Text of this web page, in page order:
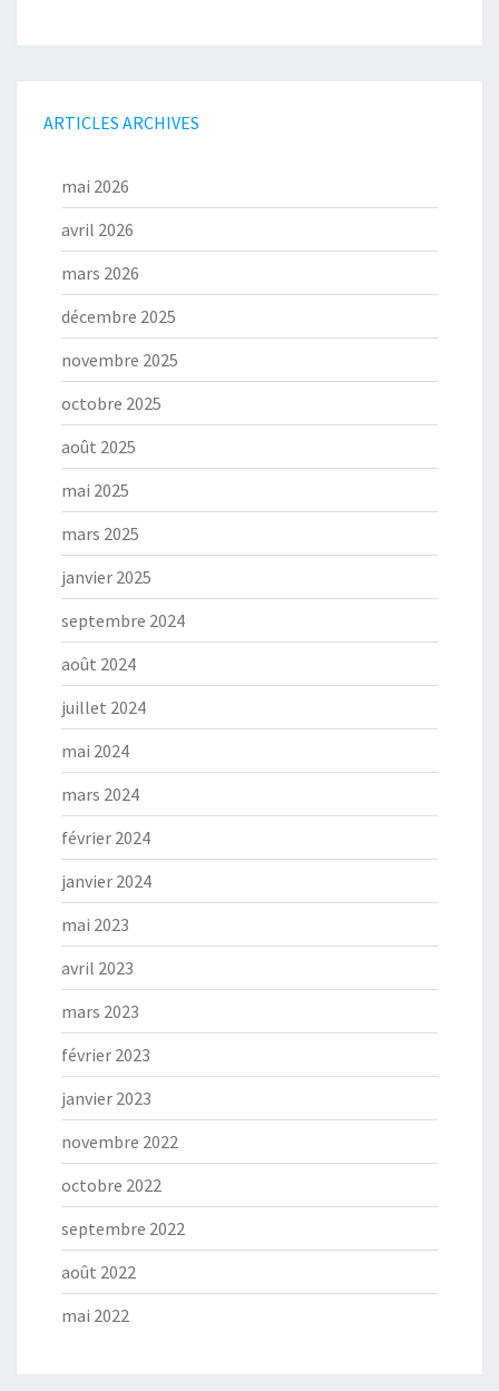
ARTICLES ARCHIVES
mai 2026
avril 2026
mars 2026
décembre 2025
novembre 2025
octobre 2025
août 2025
mai 2025
mars 2025
janvier 2025
septembre 2024
août 2024
juillet 2024
mai 2024
mars 2024
février 2024
janvier 2024
mai 2023
avril 2023
mars 2023
février 2023
janvier 2023
novembre 2022
octobre 2022
septembre 2022
août 2022
mai 2022